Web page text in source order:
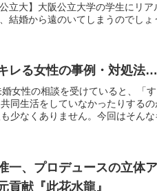
公立大】大阪公立大学の学生にリ
結婚から遠のいてしまうのでし
レる女性の事例・対処法
女性の相談を受けていると、「
同生活をしていなかったりする
少なくありません。今回はそん
一、プロデュースの立体
貢献『此花水龍』